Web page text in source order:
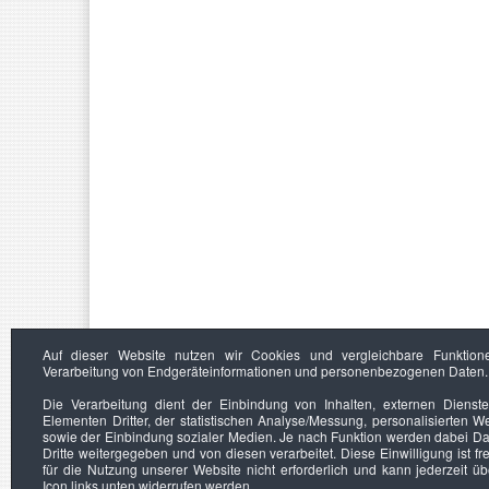
Auf dieser Website nutzen wir Cookies und vergleichbare
Verarbeitung von Endgeräteinformationen und personenbezogenen Daten.
Die Verarbeitung dient der Einbindung von Inhalten, externen
Elementen Dritter, der statistischen Analyse/Messung, personalisierten
sowie der Einbindung sozialer Medien. Je nach Funktion werden dabei
Dritte weitergegeben und von diesen verarbeitet. Diese Einwilligung ist
für die Nutzung unserer Website nicht erforderlich und kann jederzeit
Icon links unten widerrufen werden.